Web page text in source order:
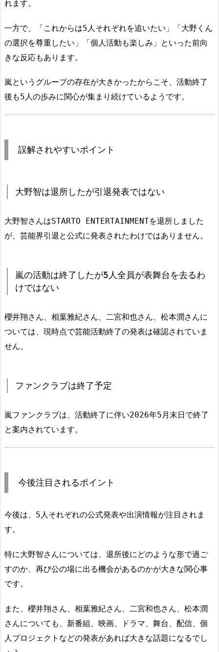
れます。
一方で、「これからは5人それぞれを追いたい」「大野くん
の選択を尊重したい」「個人活動も楽しみ」といった前向
きな反応もあります。
嵐というグループの存在が大きかったからこそ、活動終了
後も5人の歩みに関心が集まり続けているようです。
誤解されやすいポイント
大野智は退所したが引退発表ではない
大野智さんはSTARTO ENTERTAINMENTを退所しました
が、芸能界引退と公式に発表されたわけではありません。
嵐の活動は終了したが5人全員が表舞台を去るわ
けではない
櫻井翔さん、相葉雅紀さん、二宮和也さん、松本潤さんに
ついては、現時点で芸能活動終了の発表は確認されていま
せん。
ファンクラブは終了予定
嵐ファンクラブは、活動終了に伴い2026年5月末日で終了
と案内されています。
今後注目されるポイント
今後は、5人それぞれの公式発表や出演情報が注目されま
す。
特に大野智さんについては、退所後にどのような形で過ご
すのか、再び公の場に出る機会があるのかが大きな関心事
です。
また、櫻井翔さん、相葉雅紀さん、二宮和也さん、松本潤
さんについても、新番組、映画、ドラマ、舞台、配信、個
人プロジェクトなどの発表があれば大きな話題になるでし